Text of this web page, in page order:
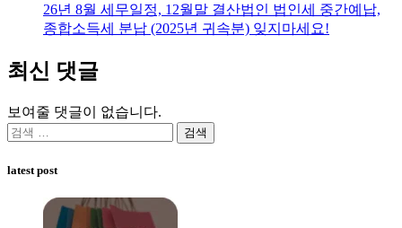
26년 8월 세무일정, 12월말 결산법인 법인세 중간예납,
종합소득세 분납 (2025년 귀속분) 잊지마세요!
최신 댓글
보여줄 댓글이 없습니다.
검
latest post